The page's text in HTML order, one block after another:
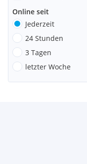
Online seit
Jederzeit
24 Stunden
3 Tagen
letzter Woche